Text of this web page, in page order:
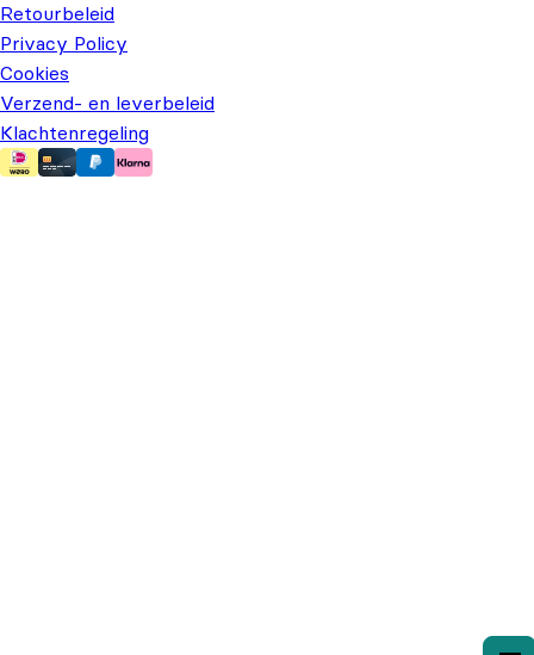
Retourbeleid
Privacy Policy
Cookies
Verzend- en leverbeleid
Klachtenregeling